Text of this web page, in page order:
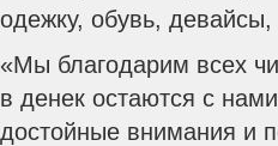
одежку, обувь,
«Мы благодарим всех
в денек остаются с
достойные внимания и